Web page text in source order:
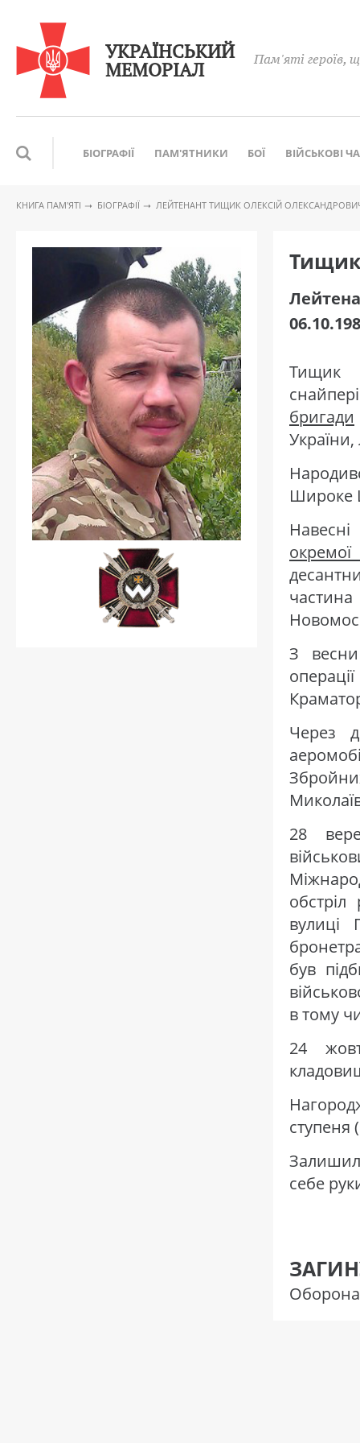
УКРАЇНСЬКИЙ
МЕМОРІАЛ Пам'яті героїв,
БІОГРАФІЇ ПАМ'ЯТНИКИ БОЇ ВІЙСЬКОВІ
КНИГА ПАМ′ЯТІ БІОГРАФІЇ ЛЕЙТЕНАНТ ТИЩИК ОЛЕКСІЙ
Тищик
Тищик
бригади
Широке
З
Через
28
обстріл
вулиці
був
в тому
24
ступеня
себе